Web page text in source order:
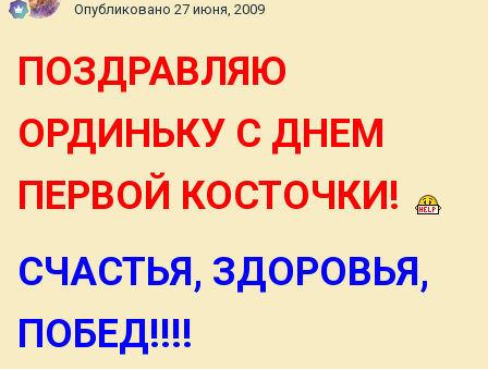
Опубликовано 27 июня, 2009
ПОЗДРАВЛЯЮ
ОРДИНЬКУ С ДНЕМ
ПЕРВОЙ КОСТОЧКИ!
СЧАСТЬЯ, ЗДОРОВЬЯ,
ПОБЕД!!!!